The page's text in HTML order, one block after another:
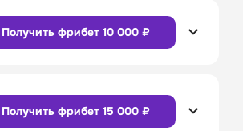
Сайт Приложение
Получить фрибет 10 000 ₽
Получить фрибет 15 000 ₽